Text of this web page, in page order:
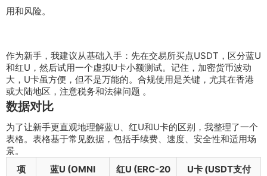
用和风险。
作为新手，我建议从基础入手：先在交易所买点USDT，区分蓝U
和红U，然后试用一个虚拟U卡小额测试。记住，加密货币波动
大，U卡虽方便，但不是万能的。合规使用是关键，尤其在香港
或大陆地区，注意税务和法律问题 。
数据对比
为了让新手更直观地理解蓝U、红U和U卡的区别，我整理了一个
表格。表格基于常见数据，包括手续费、速度、安全性和适用场
景。
项
蓝U (OMNI
红U (ERC-20
U卡 (USDT支付